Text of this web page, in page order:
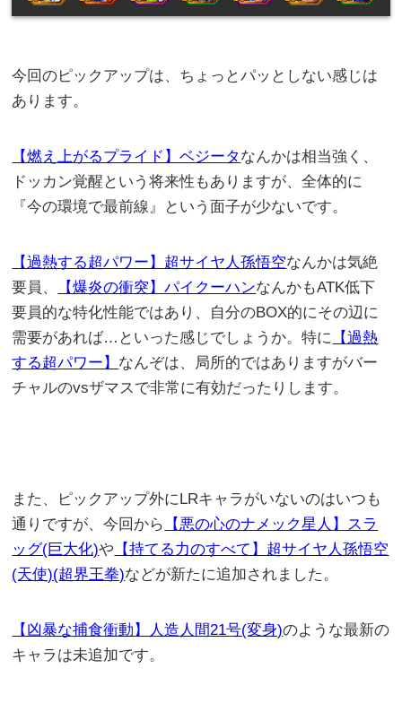
今回のピックアップは、ちょっとパッとしない感じは
あります。
【燃え上がるプライド】ベジータ なんかは相当強く、
ドッカン覚醒という将来性もありますが、全体的に
『今の環境で最前線』という面子が少ないです。
【過熱する超パワー】超サイヤ人孫悟空なんかは気絶
要員、
【爆炎の衝突】パイクーハンなんかもATK低下
要員的な特化性能ではあり、自分のBOX的にその辺に
需要があれば…といった感じでしょうか。特に
【過熱
する超パワー】 なんぞは、局所的ではありますがバー
チャルのvsザマスで非常に有効だったりします。
また、ピックアップ外にLRキャラがいないのはいつも
通りですが、今回から
【悪の心のナメック星人】スラ
ッグ(巨大化)や 【持てる力のすべて】超サイヤ人孫悟空
(天使)(超界王拳)などが新たに追加されました。
【凶暴な捕食衝動】人造人間21号(変身)のような最新の
キャラは未追加です。